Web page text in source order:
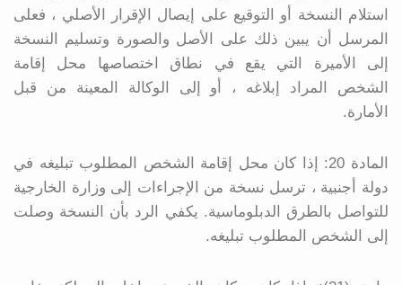
استلام النسخة أو التوقيع على إيصال الإقرار الأصلي ، فعلى
المرسل أن يبين ذلك على الأصل والصورة وتسليم النسخة
إلى الأميرة التي يقع في نطاق اختصاصها محل إقامة
الشخص المراد إبلاغه ، أو إلى الوكالة المعينة من قبل
الأمارة.
المادة 20: إذا كان محل إقامة الشخص المطلوب تبليغه في
دولة أجنبية ، ترسل نسخة من الإجراءات إلى وزارة الخارجية
للتواصل بالطرق الدبلوماسية. يكفي الرد بأن النسخة وصلت
إلى الشخص المطلوب تبليغه.